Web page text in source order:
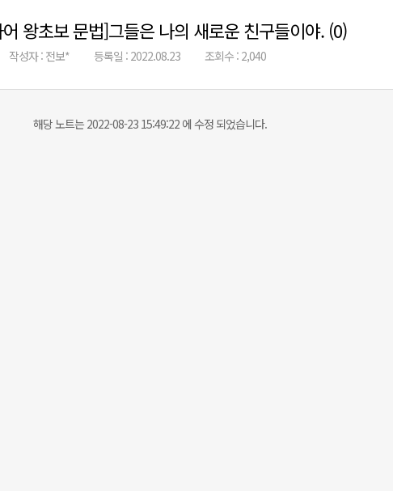
왕초보 문법]그들은 나의 새로운 친구들이야. (0)
작성자 : 전보* 등록일 : 2022.08.23 조회수 : 2,040
해당 노트는 2022-08-23 15:49:22 에 수정 되었습니다.